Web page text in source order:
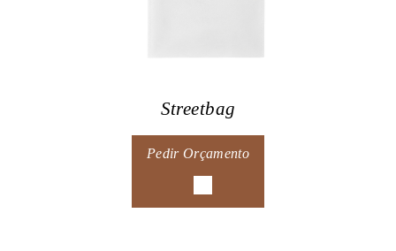
Streetbag
Pedir Orçamento